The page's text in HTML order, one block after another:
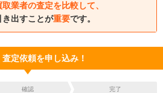
業者の査定を比較して、
き出すことが重要です。
定依頼を申し込み！
確認 完了